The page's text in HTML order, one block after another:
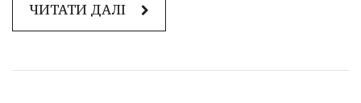
ЧИТАТИ ДАЛІ